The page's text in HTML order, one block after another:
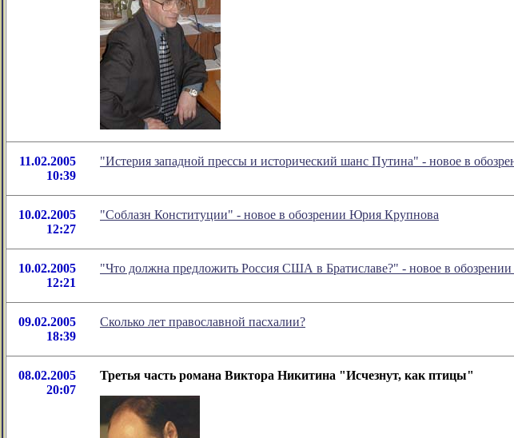
11.02.2005
10:39
"Истерия западной прессы и исторический шанс Путина" - новое в
10.02.2005
12:27
"Соблазн Конституции" - новое в обозрении Юрия Крупнова
10.02.2005
12:21
"Что должна предложить Россия США в Братиславе?" - новое в
09.02.2005
18:39
Сколько лет православной пасхалии?
08.02.2005
20:07
Третья часть романа Виктора Никитина "Исчезнут, как птицы"